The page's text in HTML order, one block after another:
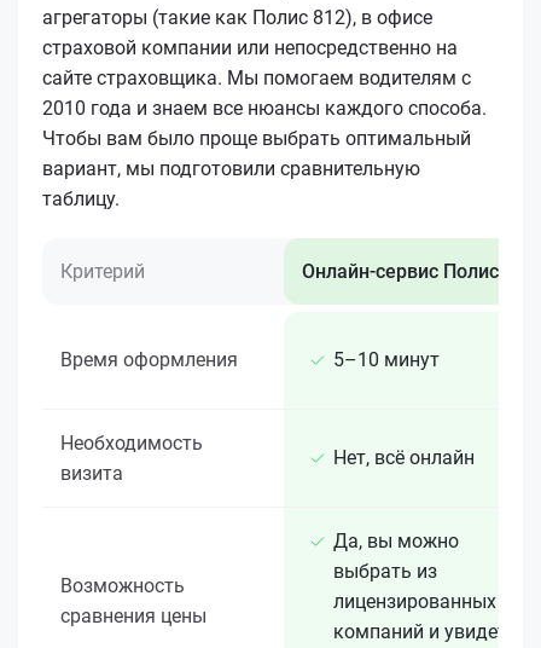
агрегаторы (такие как Полис 812), в офисе
страховой компании или непосредственно на
сайте страховщика. Мы помогаем водителям с
2010 года и знаем все нюансы каждого способа.
Чтобы вам было проще выбрать оптимальный
вариант, мы подготовили сравнительную
таблицу.
Критерий Онлайн-сервис Полис 812
Время оформления 5–10 минут
Необходимость
визита
Нет, всё онлайн
Возможность
сравнения цены
Да, вы можно
выбрать из
лицензированных 15+
компаний и увидеть,